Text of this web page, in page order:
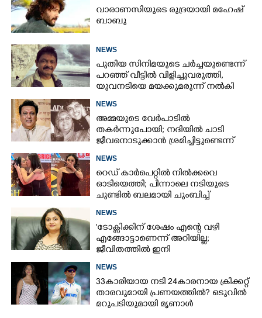
വാരാണസിയുടെ രുദ്രയായി മഹേഷ്
ബാബു
NEWS
പുതിയ സിനിമയുടെ ചർച്ചയുണ്ടെന്ന്
പറ‍‌ഞ്ഞ് വീട്ടിൽ വിളിച്ചുവരുത്തി,
യുവനടിയെ മയക്കുമരുന്ന് നൽകി
NEWS
അമ്മയുടെ വേർപാടിൽ
തകർന്നുപോയി; നദിയിൽ ചാടി
ജീവനൊടുക്കാൻ ശ്രമിച്ചിട്ടുണ്ടെന്ന്
NEWS
റെഡ് കാർപെറ്റിൽ നിൽക്കവെ
ഓടിയെത്തി; പിന്നാലെ നടിയുടെ
ചുണ്ടിൽ ബലമായി ചുംബിച്ച്
NEWS
'ടോക്സിക്കിന് ശേഷം എന്റെ വഴി
എങ്ങോട്ടാണെന്ന് അറിയില്ല;
ജീവിതത്തിൽ ഇനി
ഉള്ളിൽ ഉണ്ടായിരിക്കും'
NEWS
33കാരിയായ നടി 24കാരനായ ക്രിക്കറ്റ്
താരവുമായി പ്രണയത്തിൽ? ഒടുവിൽ
മറുപടിയുമായി മൃണാൾ